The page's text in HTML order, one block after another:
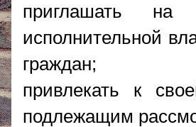
приглашать на
исполнительной
граждан;
привлекать к
подлежащим